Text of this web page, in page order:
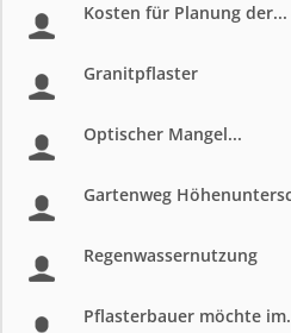
Kosten für Planung der...
Granitpflaster
Optischer Mangel...
Gartenweg
Regenwassernutzung
Pflasterbauer möchte